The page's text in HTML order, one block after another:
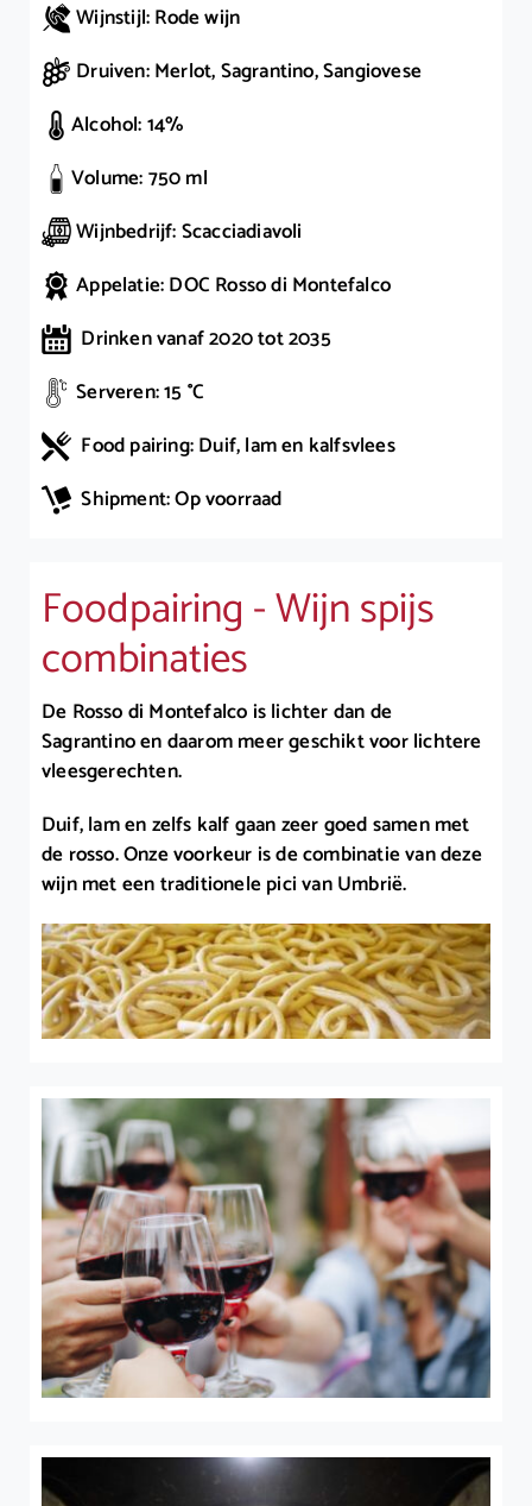
Wijnstijl: Rode wijn
Druiven: Merlot, Sagrantino, Sangiovese
Alcohol: 14%
Volume: 750 ml
Wijnbedrijf: Scacciadiavoli
Appelatie: DOC Rosso di Montefalco
Drinken vanaf 2020 tot 2035
Serveren: 15 °C
Food pairing: Duif, lam en kalfsvlees
Shipment: Op voorraad
Foodpairing - Wijn spijs
combinaties
De Rosso di Montefalco is lichter dan de
Sagrantino en daarom meer geschikt voor lichtere
vleesgerechten.
Duif, lam en zelfs kalf gaan zeer goed samen met
de rosso. Onze voorkeur is de combinatie van deze
wijn met een traditionele pici van Umbrië.